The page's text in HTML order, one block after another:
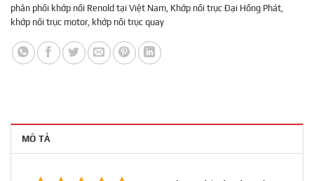
phân phối khớp nối Renold tại Việt Nam Khớp nối trục Đại Hồng Phát
khớp nối trục motor, khớp nối trục quay
MÔ TẢ